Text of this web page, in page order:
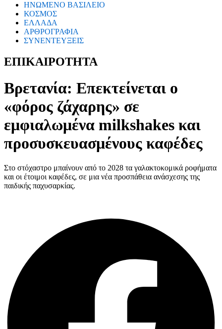
ΗΝΩΜΕΝΟ ΒΑΣΙΛΕΙΟ
ΚΟΣΜΟΣ
ΕΛΛΑΔΑ
ΑΡΘΡΟΓΡΑΦΙΑ
ΣΥΝΕΝΤΕΥΞΕΙΣ
ΕΠΙΚΑΙΡΟΤΗΤΑ
Βρετανία: Επεκτείνεται ο
«φόρος ζάχαρης» σε
εμφιαλωμένα milkshakes και
προσυσκευασμένους καφέδες
Στο στόχαστρο μπαίνουν από το 2028 τα γαλακτοκομικά ροφήματα
και οι έτοιμοι καφέδες, σε μια νέα προσπάθεια ανάσχεσης της
παιδικής παχυσαρκίας.